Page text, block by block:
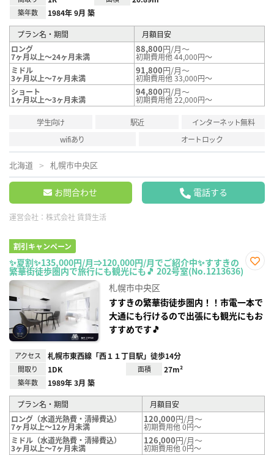
築年数 1984年 9月 築
プラン名・期間
月額目安
ロング
7ヶ月以上～24ヶ月未満
88,800円/月～
初期費用他 44,000円～
ミドル
3ヶ月以上～7ヶ月未満
91,800円/月～
初期費用他 33,000円～
ショート
1ヶ月以上～3ヶ月未満
94,800円/月～
初期費用他 22,000円～
学生向け 駅近
インターネット無料
wifiあり
オートロック
北海道 札幌市中央区
お問合わせ 電話する
運営会社： 株式会社 賃貸生活
割引キャンペーン
✨夏割✨135,000円/月⇒120,000円/月でご紹介中✨すすきの
繁華街徒歩圏内で旅行にも観光にも🎵 202号室(No.1213636)
録
札幌市中央区
すすきの繁華街徒歩圏内！！市電一本で
大通にも行けるので出張にも観光にもお
すすめです🎵
アクセス 札幌市東西線「西１１丁目駅」徒歩14分
間取り 1DK 面積 27m²
築年数 1989年 3月 築
プラン名・期間
月額目安
ロング（水道光熱費・清掃費込）
7ヶ月以上～12ヶ月未満
120,000円/月～
初期費用他 0円～
ミドル（水道光熱費・清掃費込）
3ヶ月以上～7ヶ月未満
126,000円/月～
初期費用他 0円～